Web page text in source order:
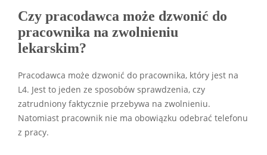
Czy pracodawca może dzwonić do
pracownika na zwolnieniu
lekarskim?
Pracodawca może dzwonić do pracownika, który jest na
L4. Jest to jeden ze sposobów sprawdzenia, czy
zatrudniony faktycznie przebywa na zwolnieniu.
Natomiast pracownik nie ma obowiązku odebrać telefonu
z pracy.